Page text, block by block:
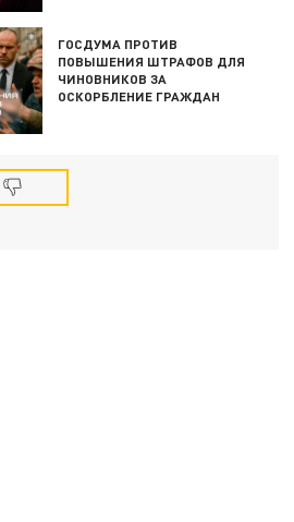
ГОСДУМА ПРОТИВ
ПОВЫШЕНИЯ ШТРАФОВ ДЛЯ
ЧИНОВНИКОВ ЗА
ОСКОРБЛЕНИЕ ГРАЖДАН